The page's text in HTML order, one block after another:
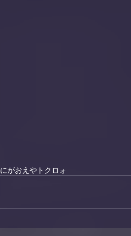
にがおえや トクロォ